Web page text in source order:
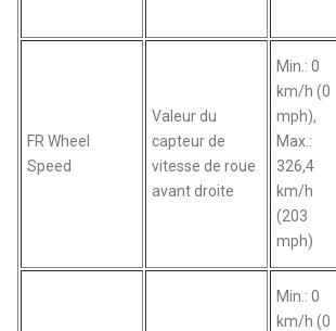
FR Wheel
Speed
Valeur du
capteur de
vitesse de roue
avant droite
Min.: 0
km/h (0
mph),
Max.:
326,4
km/h
(203
mph)
Min.: 0
km/h (0